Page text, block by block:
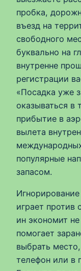
пробка,
въезд на
свободного
буквально на
внутренне
регистрации
«Посадка уже
оказываться в
прибытие в
вылета
популярные
запасом.
играет против
ин экономит
помогает
выбрать
телефон или в